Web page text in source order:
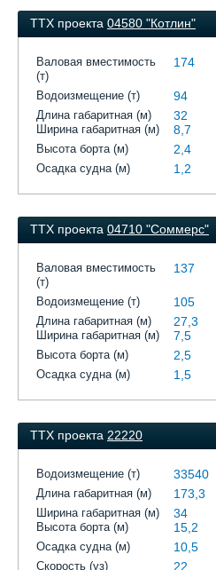
ТТХ проекта 04580 "Котлин"
Валовая вместимость
(т)
174
Водоизмещение (т) 94
Длина габаритная (м) 32
Ширина габаритная (м) 8,7
Высота борта (м) 2,4
Осадка судна (м) 1,2
ТТХ проекта 04710 "Соммерс"
Валовая вместимость
(т)
137
Водоизмещение (т) 105
Длина габаритная (м) 27,3
Ширина габаритная (м) 7,5
Высота борта (м) 2,5
Осадка судна (м) 1,5
ТТХ проекта 22220
Водоизмещение (т) 33540
Длина габаритная (м) 173,3
Ширина габаритная (м) 34
Высота борта (м) 15,2
Осадка судна (м) 10,5
Скорость (уз) 22